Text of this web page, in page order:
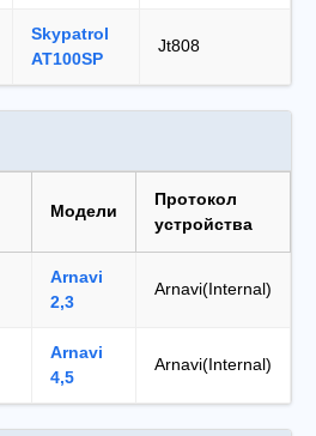
Skypatrol
AT100SP
Jt808
Модели
Протокол
устройства
Arnavi
2,3
Arnavi(Internal)
Arnavi
4,5
Arnavi(Internal)